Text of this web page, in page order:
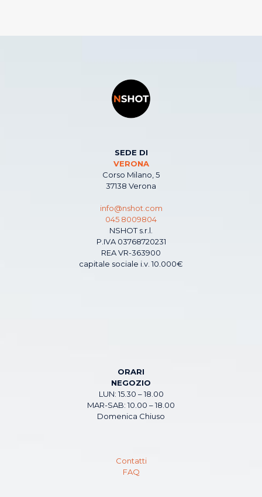
SEDE DI
VERONA
Corso Milano, 5
37138 Verona
info@nshot.com
045 8009804
NSHOT s.r.l.
P.IVA 03768720231
REA VR-363900
capitale sociale i.v. 10.000€
ORARI
NEGOZIO
LUN: 15.30 – 18.00
MAR-SAB: 10.00 – 18.00
Domenica Chiuso
Contatti
FAQ